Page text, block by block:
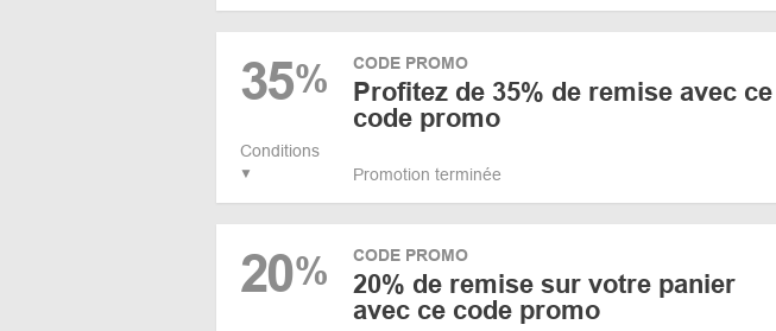
35%
Conditions
CODE PROMO
Profitez de 35% de remise avec ce
code promo
Promotion terminée
20% CODE PROMO
20% de remise sur votre panier
avec ce code promo